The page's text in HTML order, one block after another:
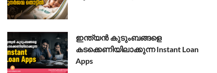
ഇന്ത്യൻ കുടുംബങ്ങളെ
കടക്കെണിയിലാക്കുന്ന Instant Loan
Apps